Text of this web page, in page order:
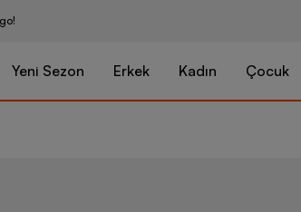
Yeni Sezon Erkek Kadın Çocuk